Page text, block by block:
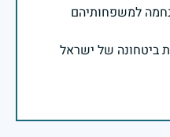
למשפחותיהם
ביטחונה של ישראל